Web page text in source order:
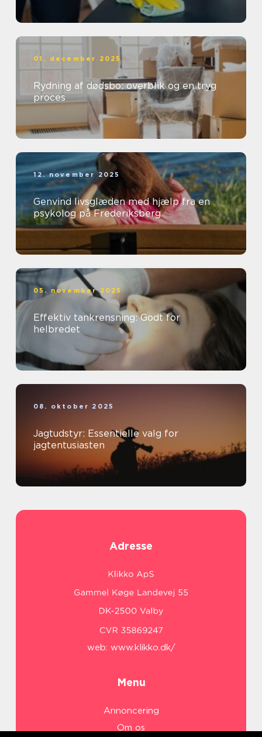
01. december 2025
Rydning af dødsbo: overblik og en tryg
proces
12. november 2025
Genvind livsglæden med hjælp fra en
psykolog på Frederiksberg
05. november 2025
Effektiv tankrensning: Godt for
helbredet
08. oktober 2025
Jagtudstyr: Essentielle valg for
jagtentusiasten
Adresse
web: www.klikko.dk/
Menu
Annoncering
Om os